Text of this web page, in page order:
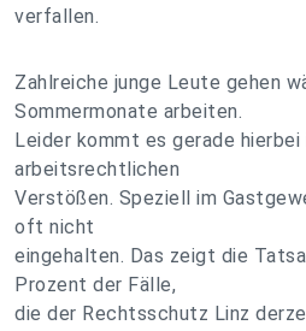
verfallen.
Zahlreiche junge Leute gehen
Sommermonate arbeiten.
Leider kommt es gerade hierbei
arbeitsrechtlichen
Verstößen. Speziell im
oft nicht
eingehalten. Das zeigt die
Prozent der Fälle,
die der Rechtsschutz Linz